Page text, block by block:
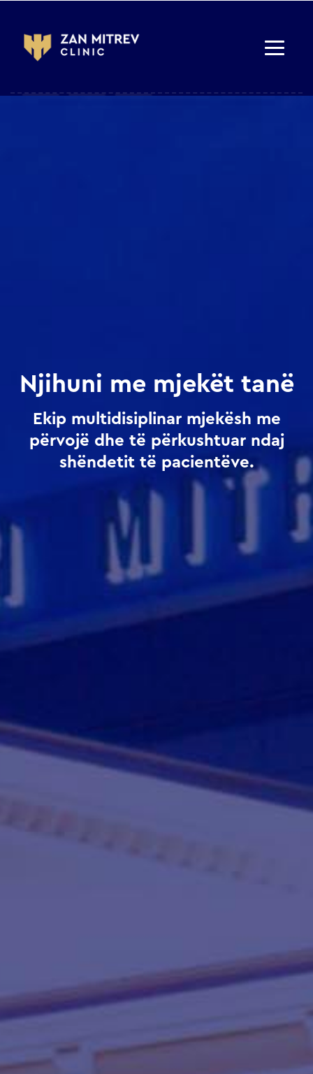
Njihuni me mjekët tanë
Ekip multidisiplinar mjekësh me
përvojë dhe të përkushtuar ndaj
shëndetit të pacientëve.